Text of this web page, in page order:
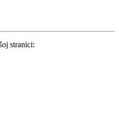
stranici: